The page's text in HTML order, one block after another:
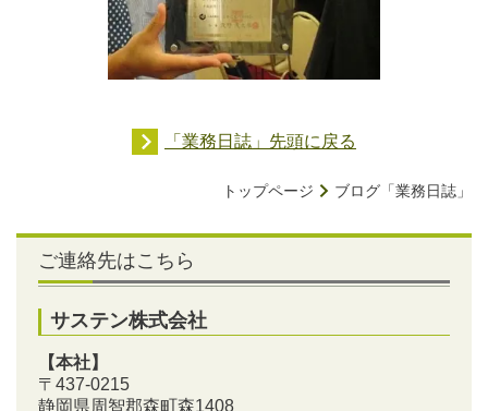
「業務日誌」先頭に戻る
トップページ ブログ「業務日誌」
ご連絡先はこちら
サステン株式会社
【本社】
〒437-0215
静岡県周智郡森町森1408